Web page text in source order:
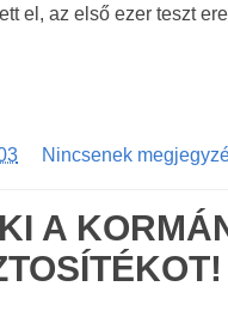
el, az első ezer teszt
Nincsenek
A